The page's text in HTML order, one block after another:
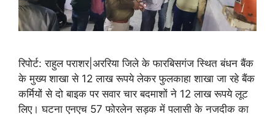
रिपोर्ट: राहुल पराशर|अररिया जिले के फारबिसगंज स्थित बंधन बैंक
के मुख्य शाखा से 12 लाख रूपये लेकर फुलकाहा शाखा जा रहे बैंक
कर्मियों से दो बाइक पर सवार चार बदमाशों ने 12 लाख रूपये लूट
लिए। घटना एनएच 57 फोरलेन सड़क में पलासी के नजदीक का